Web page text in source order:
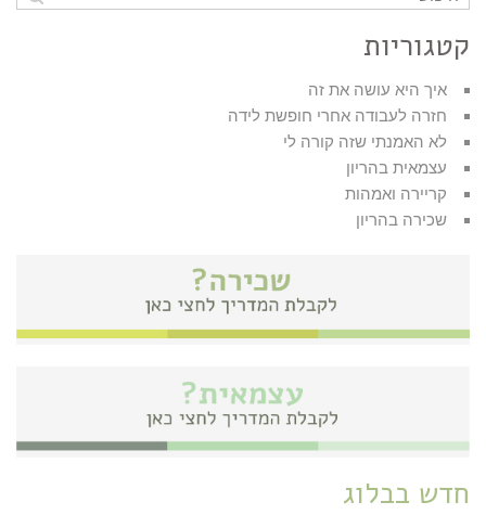
קטגוריות
איך היא עושה את זה
חזרה לעבודה אחרי חופשת לידה
לא האמנתי שזה קורה לי
עצמאית בהריון
קריירה ואמהות
שכירה בהריון
חדש בבלוג